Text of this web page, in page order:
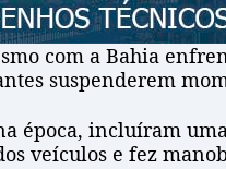
com a Bahia
suspenderem
época, incluíram
veículos e fez